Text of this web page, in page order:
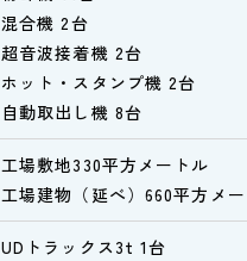
混合機 2台
超音波接着機 2台
ホット・スタンプ機 2台
自動取出し機 8台
工場敷地330平方メートル
工場建物（延べ）660平方メ
UDトラックス3t 1台